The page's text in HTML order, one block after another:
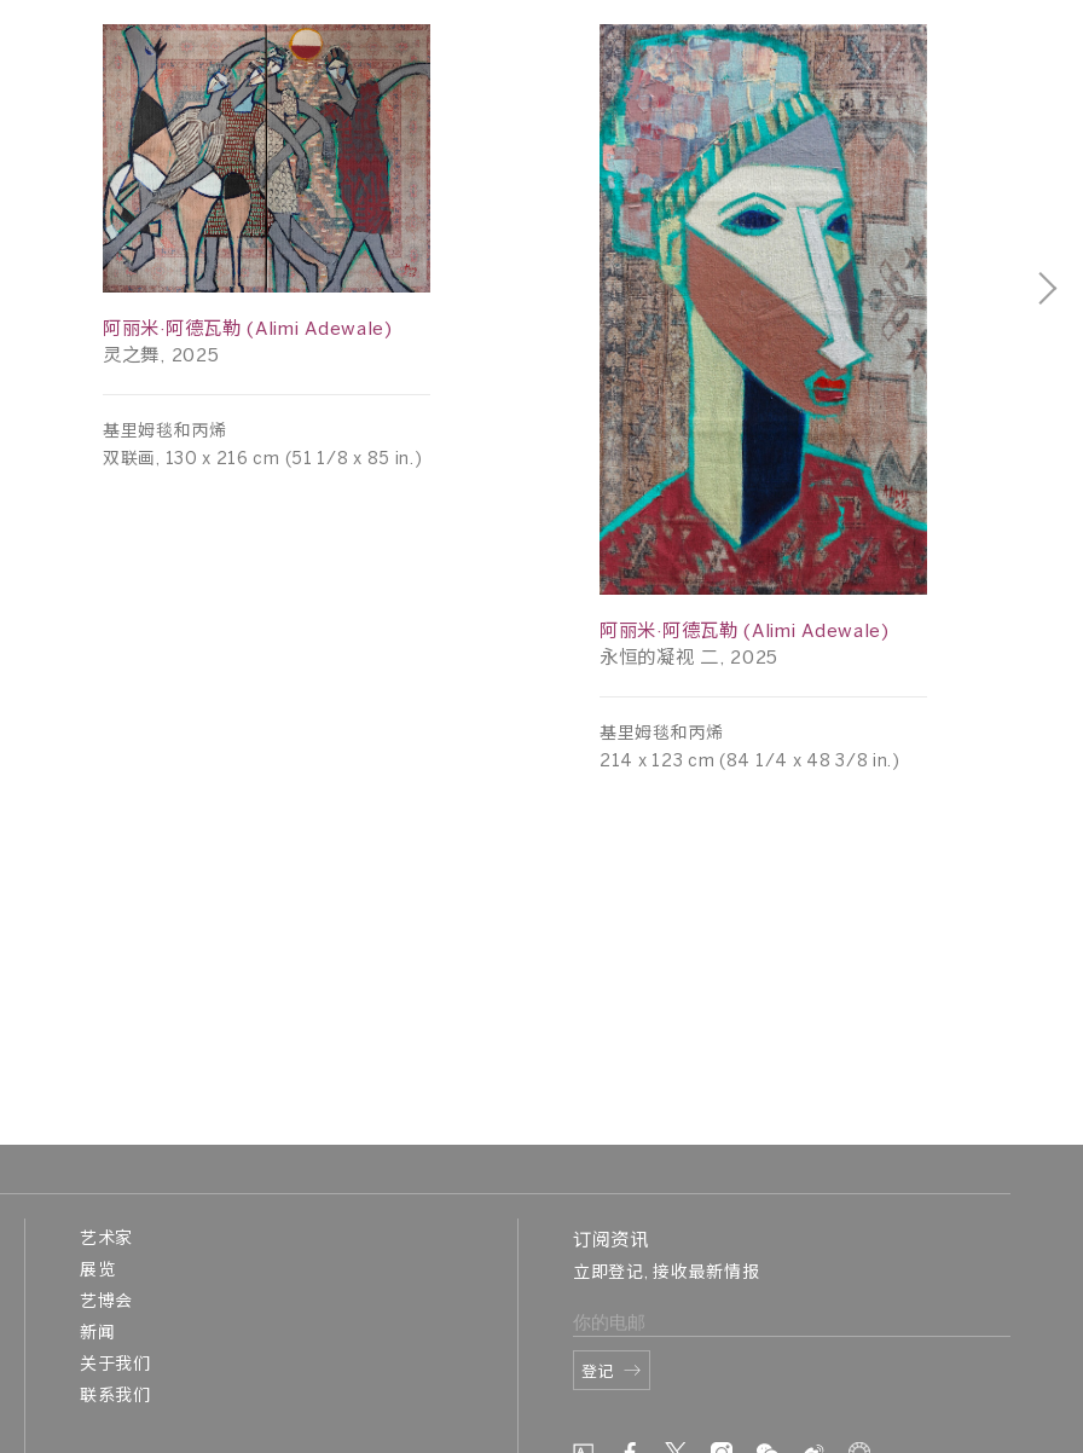
阿丽米·阿德瓦勒 (Alimi Adewale)
灵之舞, 2025
基里姆毯和丙烯
双联画, 130 x 216 cm (51 1/8 x 85 in.)
阿丽米·阿德瓦勒 (Alimi Adewale)
永恒的凝视 二, 2025
基里姆毯和丙烯
214 x 123 cm (84 1/4 x 48 3/8 in.)
艺术家
展览
艺博会
新闻
关于我们
联系我们
订阅资讯
立即登记, 接收最新情报